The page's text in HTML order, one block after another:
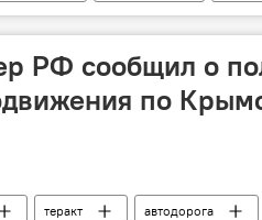
РФ сообщил о
по
теракт автодорога